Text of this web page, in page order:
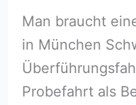
Man braucht
in München
Probefahrt als